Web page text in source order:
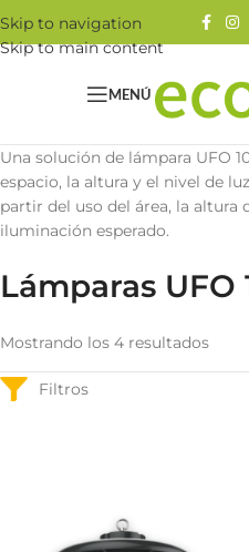
Skip to navigation
Skip to main content
MENÚ
Una solución de lámpara UFO
espacio, la altura y el nivel de
partir del uso del área, la altura
iluminación esperado.
Lámparas UFO
Mostrando los 4 resultados